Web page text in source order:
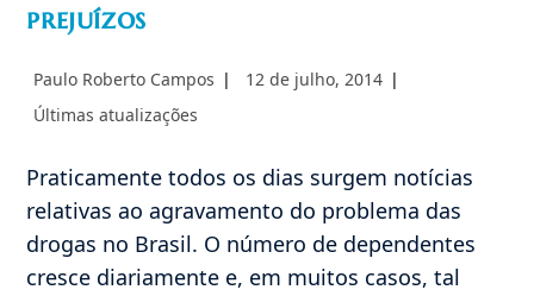
prejuízos
Autor
do
post:
Paulo Roberto Campos
Post
12 de julho, 2014
Categoria
Últimas atualizações
Praticamente todos os dias surgem notícias
relativas ao agravamento do problema das
drogas no Brasil. O número de dependentes
cresce diariamente e, em muitos casos, tal